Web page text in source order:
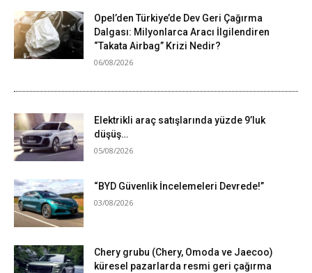
Opel’den Türkiye’de Dev Geri Çağırma
Dalgası: Milyonlarca Aracı İlgilendiren
“Takata Airbag” Krizi Nedir?
06/08/2026
Elektrikli araç satışlarında yüzde 9’luk
düşüş…
05/08/2026
“BYD Güvenlik İncelemeleri Devrede!”
03/08/2026
Chery grubu (Chery, Omoda ve Jaecoo)
küresel pazarlarda resmi geri çağırma